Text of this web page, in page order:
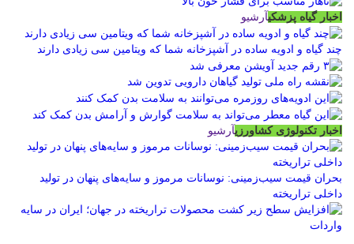
اخبار گیاه پزشکیآرشیو
چند گیاه و ادویه ساده در آشپزخانه شما که ویتامین سی زیادی دارند
اخبار تکنولوژی کشاورزیآرشیو
بحران قیمت سیب‌زمینی: نوسانات مرموز و سایه‌های پنهان در تولید
داخلی تراریخته